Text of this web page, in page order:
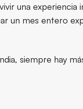
una experiencia
un mes entero
siempre hay